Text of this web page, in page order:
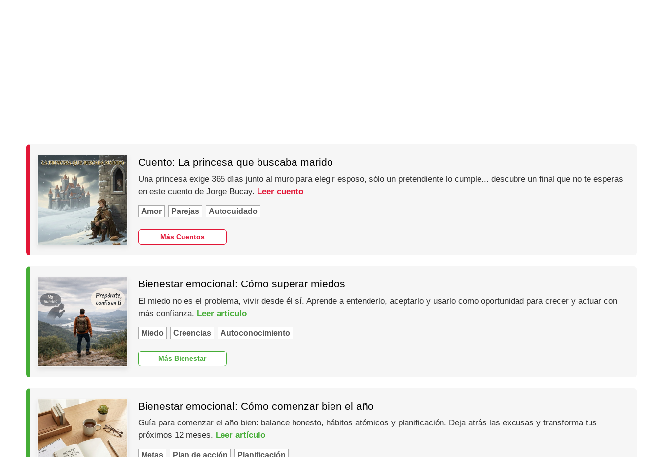
Cuento: La princesa que buscaba marido
Una princesa exige 365 días junto al muro para elegir esposo, sólo un pretendiente lo cumple... descubre un final que no te esperas
en este cuento de Jorge Bucay. Leer cuento
Amor Parejas Autocuidado
Más Cuentos
Bienestar emocional: Cómo superar miedos
El miedo no es el problema, vivir desde él sí. Aprende a entenderlo, aceptarlo y usarlo como oportunidad para crecer y actuar con
más confianza. Leer artículo
Miedo Creencias Autoconocimiento
Más Bienestar
Bienestar emocional: Cómo comenzar bien el año
Guía para comenzar el año bien: balance honesto, hábitos atómicos y planificación. Deja atrás las excusas y transforma tus
próximos 12 meses. Leer artículo
Metas Plan de acción Planificación